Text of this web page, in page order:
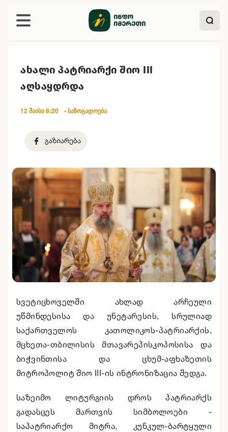
ახალი პატრიარქი შიო III
აღსაყდრდა
12 მაისი 8:20 • საზოგადოება
სვეტიცხოველში ახლად არჩეული
უწმინდესისა და უნეტარესის, სრულიად
საქართველოს კათოლიკოს-პატრიარქის,
მცხეთა-თბილისის მთავარეპისკოპოსისა და
ბიჭვინთისა და ცხუმ-აფხაზეთის
მიტროპოლიტ შიო III-ის ინტრონიზაცია შედგა.
საზეიმო ლიტურგიის დროს პატრიარქს
გადასცეს მართვის სიმბოლოები -
საპატრიარქო მიტრა, კუნკულ-ბარტყული